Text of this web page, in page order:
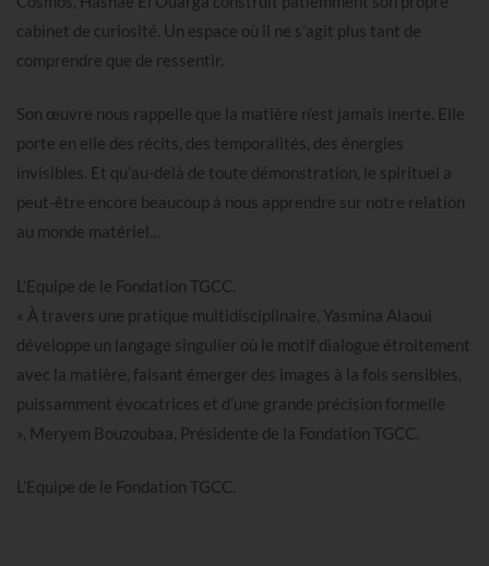
cabinet de curiosité. Un espace où il ne s’agit plus tant de
comprendre que de ressentir.
Son œuvre nous rappelle que la matière n’est jamais inerte. Elle
porte en elle des récits, des temporalités, des énergies
invisibles. Et qu’au-delà de toute démonstration, le spirituel a
peut-être encore beaucoup à nous apprendre sur notre relation
au monde matériel…
L’Equipe de le Fondation TGCC.
« À travers une pratique multidisciplinaire, Yasmina Alaoui
développe un langage singulier où le motif dialogue étroitement
avec la matière, faisant émerger des images à la fois sensibles,
puissamment évocatrices et d’une grande précision formelle
», Meryem Bouzoubaa, Présidente de la Fondation TGCC.
L’Equipe de le Fondation TGCC.